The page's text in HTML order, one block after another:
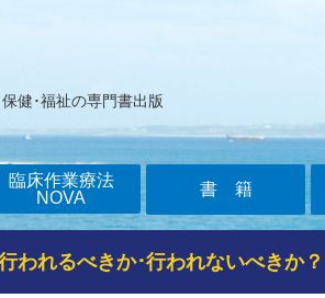
健･福祉の専門書出版
臨床作業療法
NOVA
書籍
われるべきか･行われないべきか？